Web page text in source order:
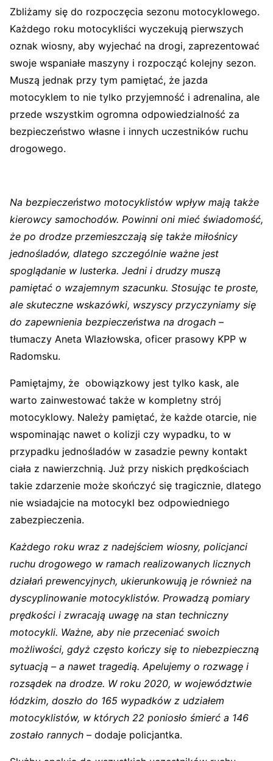
Zbliżamy się do rozpoczęcia sezonu motocyklowego.
Każdego roku motocykliści wyczekują pierwszych
oznak wiosny, aby wyjechać na drogi, zaprezentować
swoje wspaniałe maszyny i rozpocząć kolejny sezon.
Muszą jednak przy tym pamiętać, że jazda
motocyklem to nie tylko przyjemność i adrenalina, ale
przede wszystkim ogromna odpowiedzialność za
bezpieczeństwo własne i innych uczestników ruchu
drogowego.
Na bezpieczeństwo motocyklistów wpływ mają także
kierowcy samochodów. Powinni oni mieć świadomość,
że po drodze przemieszczają się także miłośnicy
jednośladów, dlatego szczególnie ważne jest
spoglądanie w lusterka. Jedni i drudzy muszą
pamiętać o wzajemnym szacunku. Stosując te proste,
ale skuteczne wskazówki, wszyscy przyczyniamy się
do zapewnienia bezpieczeństwa na drogach –
tłumaczy Aneta Wlazłowska, oficer prasowy KPP w
Radomsku.
Pamiętajmy, że obowiązkowy jest tylko kask, ale
warto zainwestować także w kompletny strój
motocyklowy. Należy pamiętać, że każde otarcie, nie
wspominając nawet o kolizji czy wypadku, to w
przypadku jednośladów w zasadzie pewny kontakt
ciała z nawierzchnią. Już przy niskich prędkościach
takie zdarzenie może skończyć się tragicznie, dlatego
nie wsiadajcie na motocykl bez odpowiedniego
zabezpieczenia.
Każdego roku wraz z nadejściem wiosny, policjanci
ruchu drogowego w ramach realizowanych licznych
działań prewencyjnych, ukierunkowują je również na
dyscyplinowanie motocyklistów. Prowadzą pomiary
prędkości i zwracają uwagę na stan techniczny
motocykli. Ważne, aby nie przeceniać swoich
możliwości, gdyż często kończy się to niebezpieczną
sytuacją – a nawet tragedią. Apelujemy o rozwagę i
rozsądek na drodze. W roku 2020, w województwie
łódzkim, doszło do 165 wypadków z udziałem
motocyklistów, w których 22 poniosło śmierć a 146
zostało rannych – dodaje policjantka.